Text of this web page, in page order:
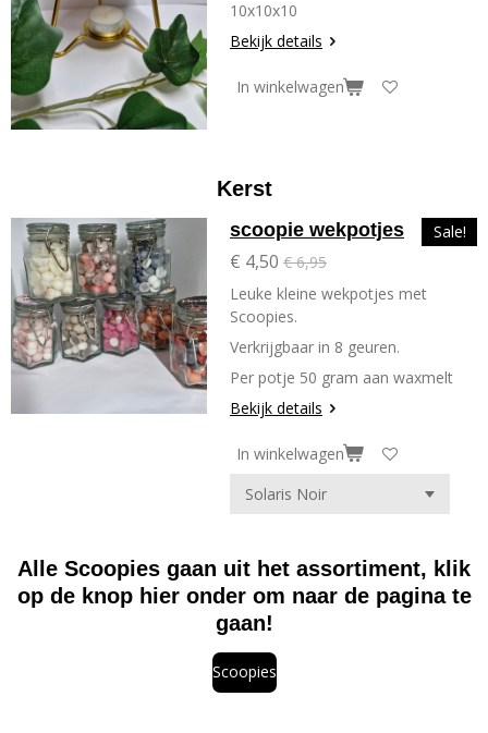
10x10x10
Bekijk details
In winkelwagen
Kerst
Sale!
scoopie wekpotjes
€ 4,50 € 6,95
Leuke kleine wekpotjes met
Scoopies.
Verkrijgbaar in 8 geuren.
Per potje 50 gram aan waxmelt
Bekijk details
In winkelwagen
Alle Scoopies gaan uit het assortiment, klik
op de knop hier onder om naar de pagina te
gaan!
Scoopies